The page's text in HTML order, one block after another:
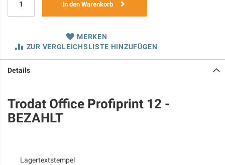
In den Warenkorb
MERKEN
ZUR VERGLEICHSLISTE HINZUFÜGEN
Details
Trodat Office Profiprint 12 -
BEZAHLT
Lagertextstempel